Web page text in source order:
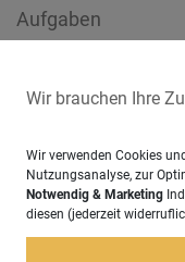
Aufgaben
Gäste- und
Info“
Wir brauchen Ihre
Wir verwenden Cookies
Nutzungsanalyse, zur
Notwendig & Marketing
diesen (jederzeit